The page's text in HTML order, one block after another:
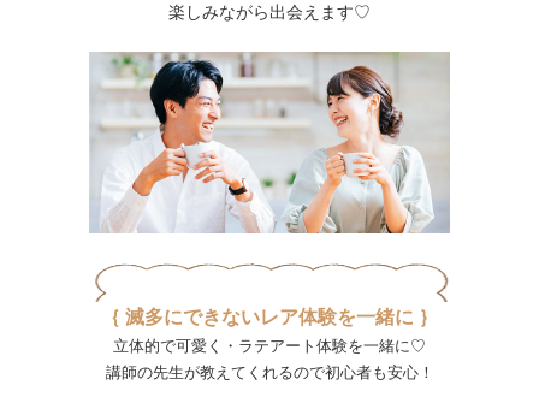
楽しみながら出会えます♡
｛ 滅多にできないレア体験を一緒に ｝
立体的で可愛く・ラテアート体験を一緒に♡
講師の先生が教えてくれるので初心者も安心！